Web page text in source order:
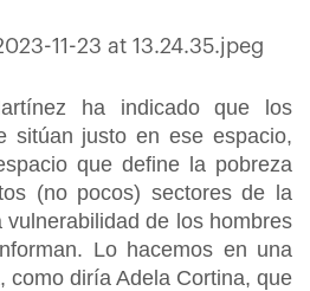
ha indicado que los
sitúan justo en ese espacio,
que define la pobreza
(no pocos) sectores de la
vulnerabilidad de los hombres
Lo hacemos en una
como diría Adela Cortina, que